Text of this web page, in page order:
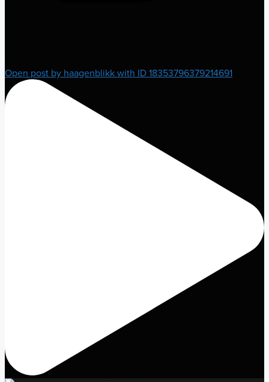
Open post by haagenblikk with ID 18353796379214691